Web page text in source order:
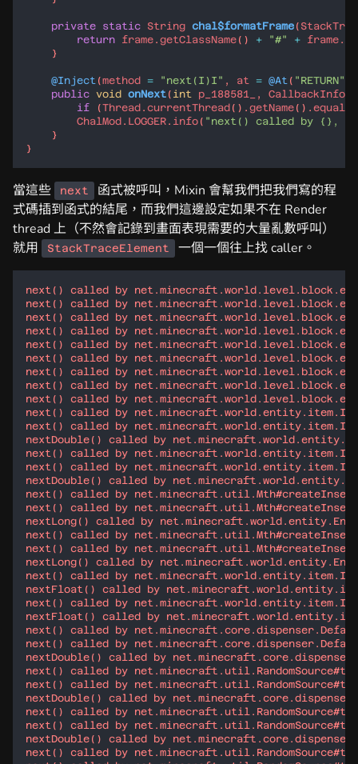
private static String chal$formatFrame (
return frame . getClassName () + "#" + frame .
@Inject (method = "next(I)I" , at = @At ( "RETURN"
public void onNext ( int p_188581_ ,
if (Thread . currentThread (). getName (). equals
ChalMod . LOGGER . info ( "next() called by {},
當這些 next
函式被呼叫，Mixin 會幫我們把我們寫的程
式碼插到函式的結尾，而我們這邊設定如果不在 Render
thread 上（不然會記錄到畫面表現需要的大量亂數呼叫）
就用
StackTraceElement 一個一個往上找 caller。